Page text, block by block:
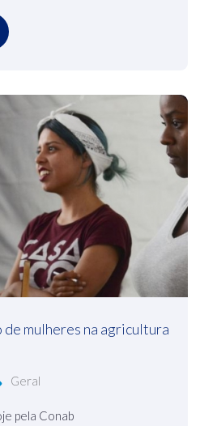
mulheres na agricultura
Geral
pela Conab